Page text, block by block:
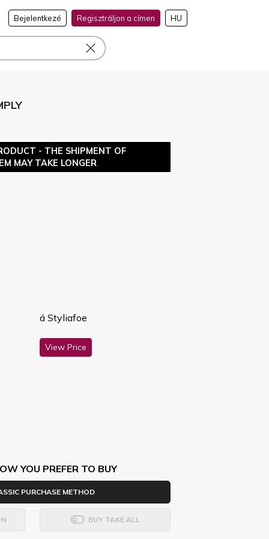
Bejelentkezé Regisztráljon a címen HU
- THE SHIPMENT OF
MAY TAKE LONGER
á Styliafoe
View Price
YOU PREFER TO BUY
PURCHASE METHOD
BUY TAKE ALL